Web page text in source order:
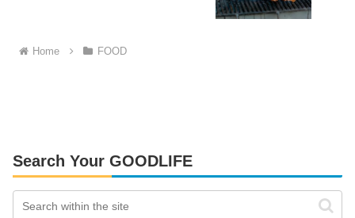
Home FOOD
Search Your GOODLIFE